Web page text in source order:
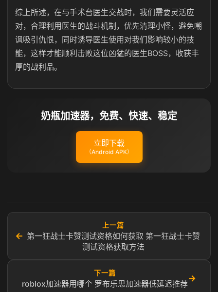
综上所述，在与手术台医生交战时，我们需要灵活应
对，合理利用医生的战斗机制，优先清理小怪，避免嘲
讽吸引仇恨，同时诱导医生使用对我们影响较小的技
能，这样才能顺利击败这位凶猛的医生BOSS，收获丰
厚的战利品。
奶瓶加速器，免费、快速、稳定
立即下载
（Android APK）
←
上一篇
第一狂战士卡赞测试资格如何获取 第一狂战士卡赞
测试资格获取方法
下一篇
roblox加速器用哪个 罗布乐思加速器低延迟推荐
→